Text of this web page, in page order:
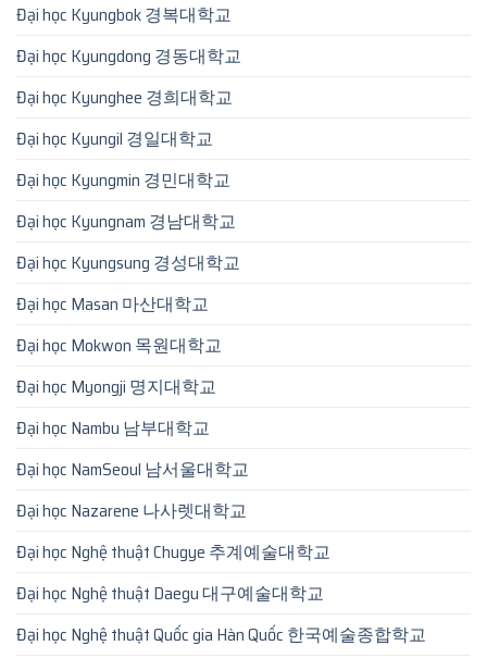
Đại học Kyungbok 경복대학교
Đại học Kyungdong 경동대학교
Đại học Kyunghee 경희대학교
Đại học Kyungil 경일대학교
Đại học Kyungmin 경민대학교
Đại học Kyungnam 경남대학교
Đại học Kyungsung 경성대학교
Đại học Masan 마산대학교
Đại học Mokwon 목원대학교
Đại học Myongji 명지대학교
Đại học Nambu 남부대학교
Đại học NamSeoul 남서울대학교
Đại học Nazarene 나사렛대학교
Đại học Nghệ thuật Chugye 추계예술대학교
Đại học Nghệ thuật Daegu 대구예술대학교
Đại học Nghệ thuật Quốc gia Hàn Quốc 한국예술종합학교